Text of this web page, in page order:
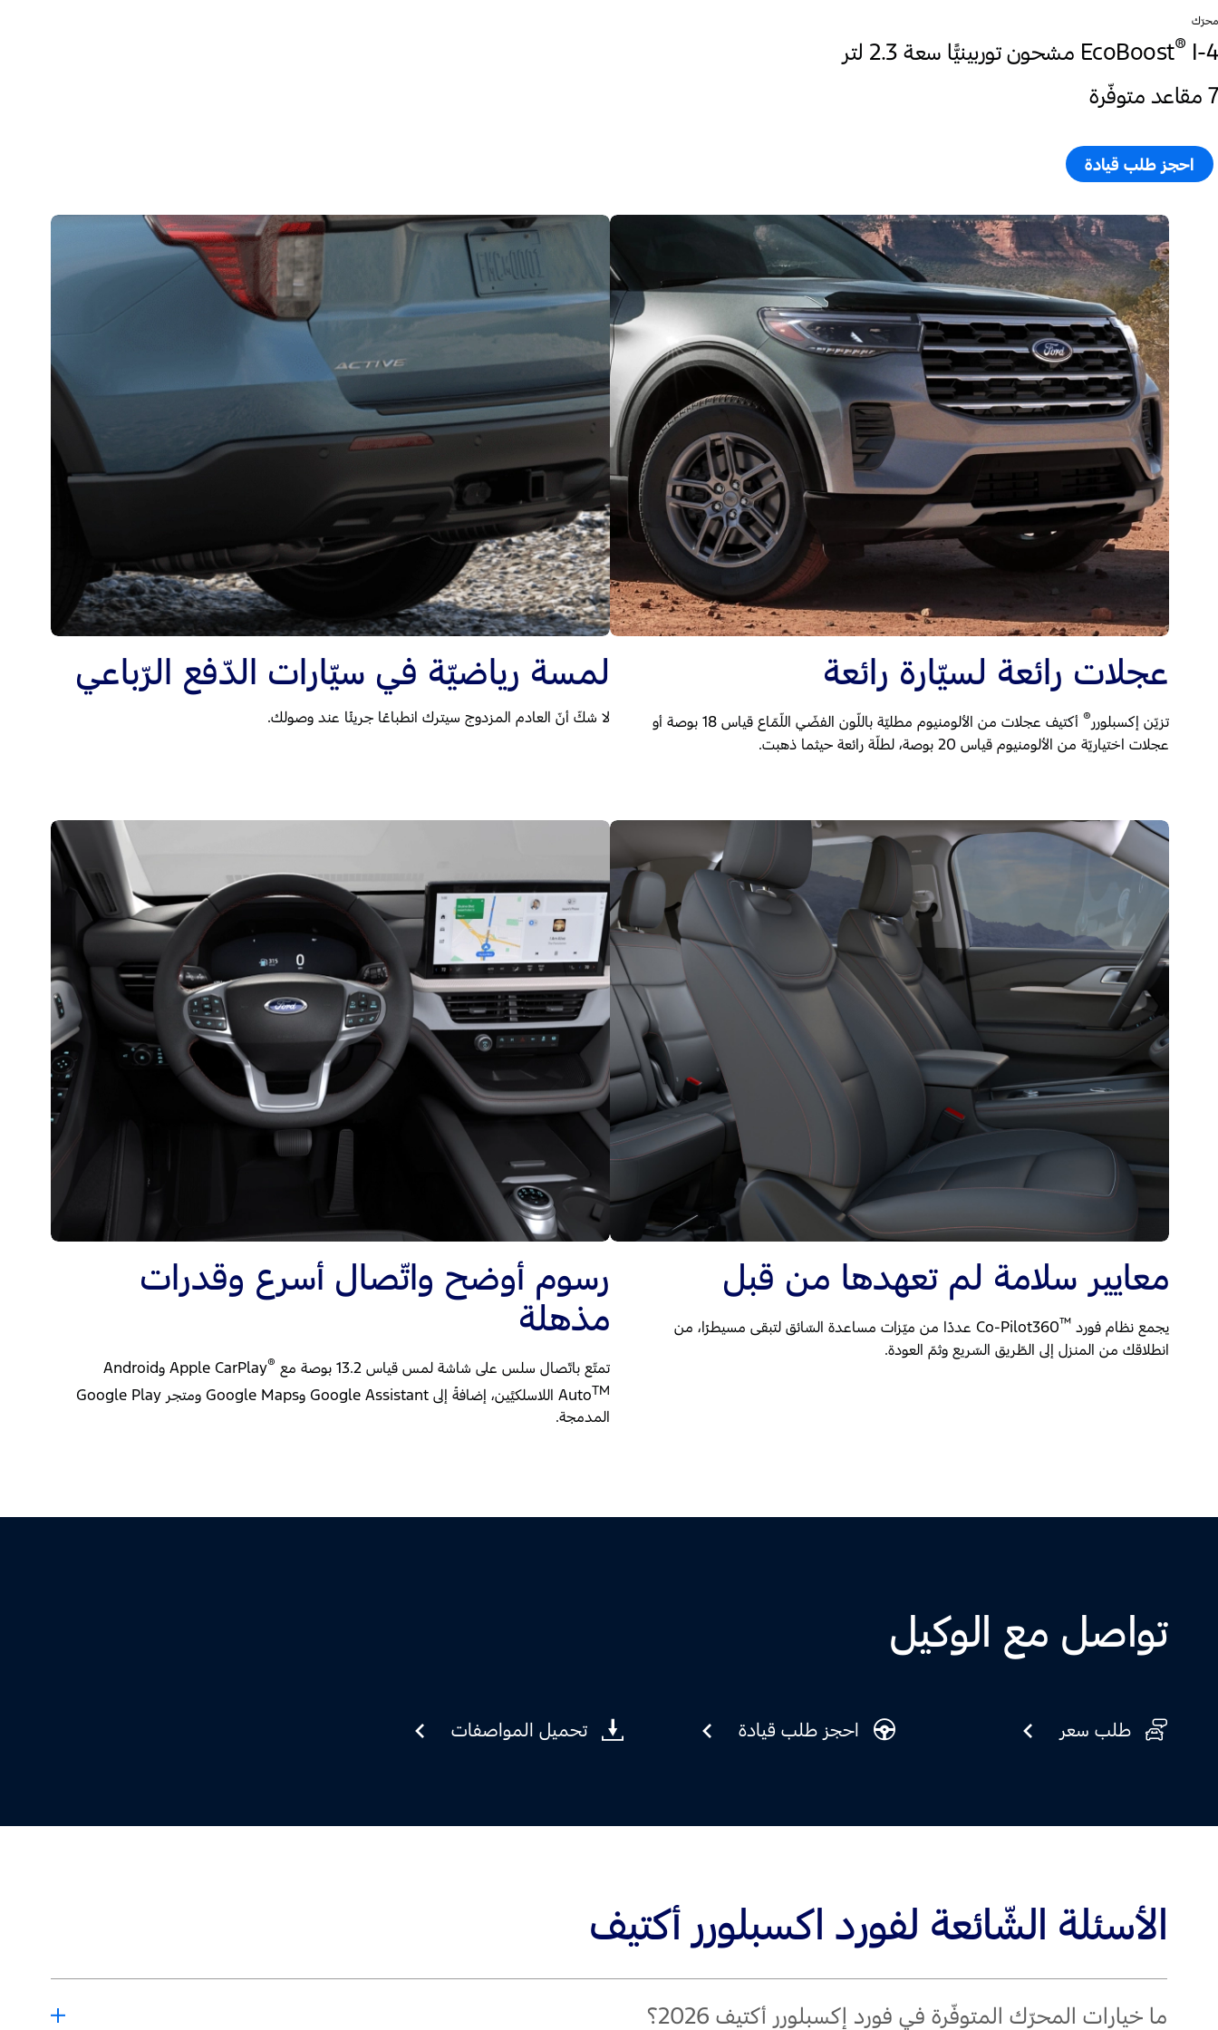
محرّك
EcoBoost® ‎ I-4 مشحون توربينيًّا سعة 2.3 لتر
7 مقاعد متوفّرة
احجز طلب قيادة​
عجلات رائعة لسيّارة رائعة
تزيّن إكسبلورر®
أكتيف عجلات من الألومنيوم مطليّة باللّون الفضّي اللّمّاع قياس 18 بوصة أو
عجلات اختياريّة من الألومنيوم قياس 20 بوصة، لطلّة رائعة حيثما ذهبت.
لمسة رياضيّة في سيّارات الدّفع الرّباعي
لا شكّ أنّ العادم المزدوج سيترك انطباعًا جريئًا عند وصولك.
معايير سلامة لم تعهدها من قبل
يجمع نظام فورد ™
Co-Pilot360 عددًا من ميّزات مساعدة السّائق لتبقى مسيطرًا، من
انطلاقك من المنزل إلى الطّريق السّريع وثمّ العودة.
رسوم أوضح واتّصال أسرع وقدرات
مذهلة
تمتّع باتّصال سلس على شاشة لمس قياس 13.2 بوصة مع Apple CarPlay ®
‎ وAndroid
AutoTM
‎ اللاسلكيَّين، إضافةً إلى Google Assistant وGoogle Maps ومتجر Google Play
المدمجة.
تواصل مع الوكيل
طلب سعر احجز طلب قيادة تحميل المواصفات
الأسئلة الشّائعة لفورد اكسبلورر أكتيف
ما خيارات المحرّك المتوفّرة في فورد إكسبلورر أكتيف 2026؟